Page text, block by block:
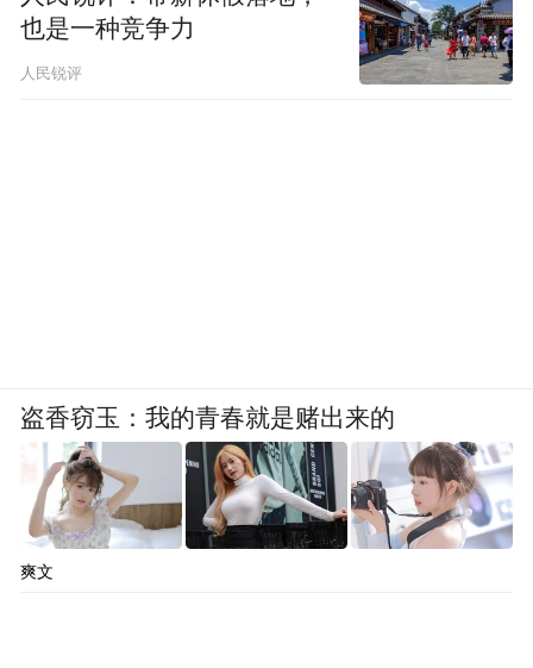
也是一种竞争力
人民锐评
盗香窃玉：我的青春就是赌出来的
爽文